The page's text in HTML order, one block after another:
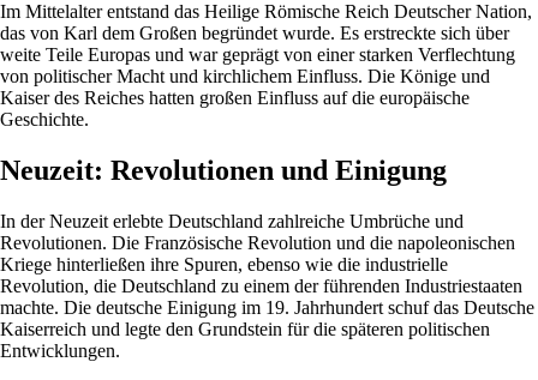
Im Mittelalter entstand das Heilige Römische Reich Deutscher Nation,
das von Karl dem Großen begründet wurde. Es erstreckte sich über
weite Teile Europas und war geprägt von einer starken Verflechtung
von politischer Macht und kirchlichem Einfluss. Die Könige und
Kaiser des Reiches hatten großen Einfluss auf die europäische
Geschichte.
Neuzeit: Revolutionen und Einigung
In der Neuzeit erlebte Deutschland zahlreiche Umbrüche und
Revolutionen. Die Französische Revolution und die napoleonischen
Kriege hinterließen ihre Spuren, ebenso wie die industrielle
Revolution, die Deutschland zu einem der führenden Industriestaaten
machte. Die deutsche Einigung im 19. Jahrhundert schuf das Deutsche
Kaiserreich und legte den Grundstein für die späteren politischen
Entwicklungen.